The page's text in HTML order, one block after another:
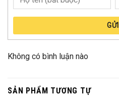
GỬI
Không có bình luận nào
SẢN PHẨM TƯƠNG TỰ